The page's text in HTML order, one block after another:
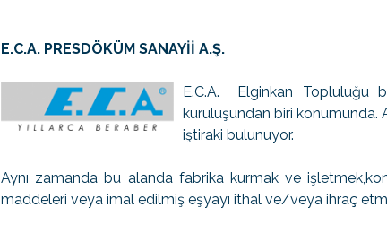
E.C.A. PRESDÖKÜM SANAYİİ A.Ş.
E.C.A. Elginkan Topluluğu
kuruluşundan biri konumunda.
iştiraki bulunuyor.
Aynı zamanda bu alanda fabrika kurmak ve
maddeleri veya imal edilmiş eşyayı ithal ve/veya ihraç